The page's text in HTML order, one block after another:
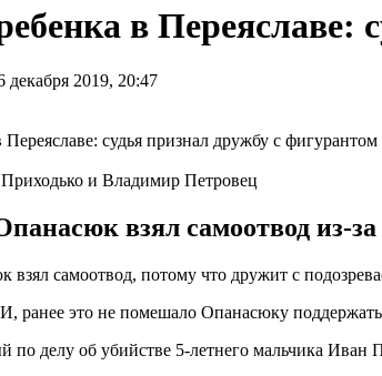
в Переяславе:
декабря 2019, 20:47
и Владимир Петровец
взял самоотвод из-
взял самоотвод, потому что дружит с
это не помешало Опанасюку поддержать
по делу об убийстве 5-летнего мальчика